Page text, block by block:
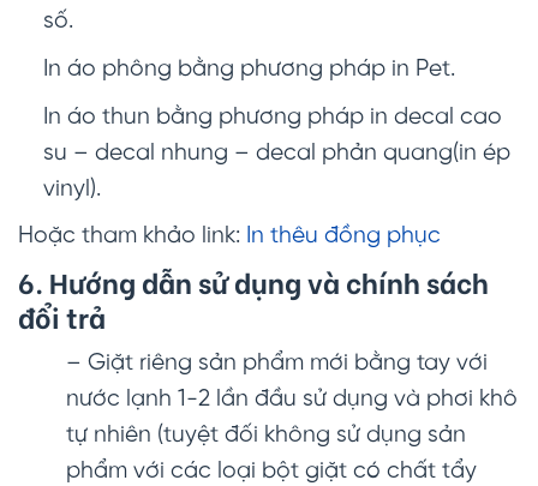
số.
In áo phông bằng phương pháp in Pet.
In áo thun bằng phương pháp in decal cao
su – decal nhung – decal phản quang(in ép
vinyl).
Hoặc tham khảo link: In thêu đồng phục
6. Hướng dẫn sử dụng và chính sách
đổi trả
– Giặt riêng sản phẩm mới bằng tay với
nước lạnh 1-2 lần đầu sử dụng và phơi khô
tự nhiên (tuyệt đối không sử dụng sản
phẩm với các loại bột giặt có chất tẩy